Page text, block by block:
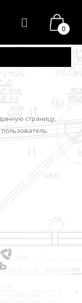
0
страницу,